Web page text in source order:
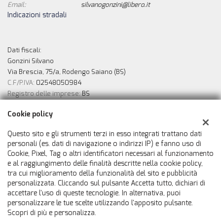
Email:
silvanogonzini@libero.it
Indicazioni stradali
Dati fiscali:
Gonzini Silvano
Via Brescia, 75/a, Rodengo Saiano (BS)
C.F/P.IVA: 02548050984
Registro delle imprese:BS
Possilità di finanziamento in sede
Cookie policy
Questo sito e gli strumenti terzi in esso integrati trattano dati
personali (es. dati di navigazione o indirizzi IP) e fanno uso di
Cookie, Pixel, Tag o altri identificatori necessari al funzionamento
e al raggiungimento delle finalità descritte nella cookie policy,
tra cui miglioramento della funzionalità del sito e pubblicità
personalizzata. Cliccando sul pulsante Accetta tutto, dichiari di
accettare l'uso di queste tecnologie. In alternativa, puoi
personalizzare le tue scelte utilizzando l'apposito pulsante.
Scopri di più e personalizza.